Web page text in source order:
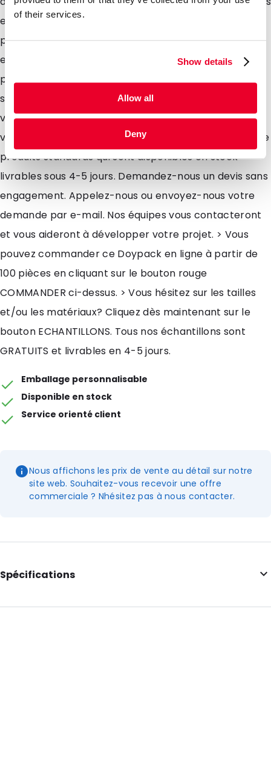
of their services.
Show details
Allow all
Deny
et médicaux. Vous pouvez remplir des produits en
poudres, pâteux, granulés et liquides. Leur film laminé
en Aluminium haute qualité offre dexcellentes
propriétés de barrière à lhumidité et à loxygène. Leur
soufflet leur permet davoir un excellent maintien
vertical garantissant un impact visuel en rayon! Nous
vous offrons pour cet emballage une vaste gamme de
produits standards qui sont disponibles en stock
livrables sous 4-5 jours. Demandez-nous un devis sans
engagement. Appelez-nous ou envoyez-nous votre
demande par e-mail. Nos équipes vous contacteront
et vous aideront à développer votre projet. > Vous
pouvez commander ce Doypack en ligne à partir de
100 pièces en cliquant sur le bouton rouge
COMMANDER ci-dessus. > Vous hésitez sur les tailles
et/ou les matériaux? Cliquez dès maintenant sur le
bouton ECHANTILLONS. Tous nos échantillons sont
GRATUITS et livrables en 4-5 jours.
Emballage personnalisable
Disponible en stock
Service orienté client
Nous affichons les prix de vente au détail sur notre
site web. Souhaitez-vous recevoir une offre
commerciale ? Nhésitez pas à nous contacter.
Spécifications
Informations complémentaires: Bec verseur de 10 mm